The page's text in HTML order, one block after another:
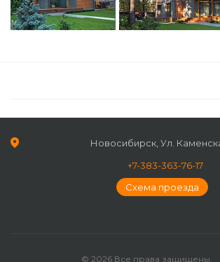
Новосибирск, Ул.
+7-383-363-76-17
Схема проезда
© 2026 Все права защищены.